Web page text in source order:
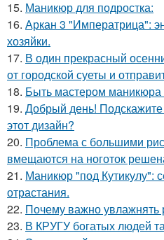
15. Маникюр для подростка:
16. Аркан 3 "Императрица":
хозяйки.
17. В один прекрасный
от городской суеты и
18. Быть мастером маникюра
19. Добрый день! Подскажите
этот дизайн?
20. Проблема с большими
вмещаются на ноготок
21. Маникюр "под Кутикулу":
отрастания.
22. Почему важно увлажнять
23. В КРУГУ богатых людей